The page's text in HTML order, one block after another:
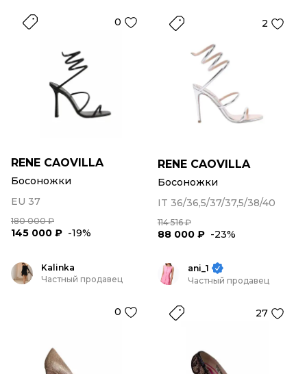
0
RENE CAOVILLA
Босоножки
EU 37
180 000 ₽
145 000 ₽ -19%
2
RENE CAOVILLA
Босоножки
IT 36/36,5/37/37,5/38/40
114 516 ₽
88 000 ₽ -23%
Kalinka
Частный продавец
0
ani_1
Частный продавец
27